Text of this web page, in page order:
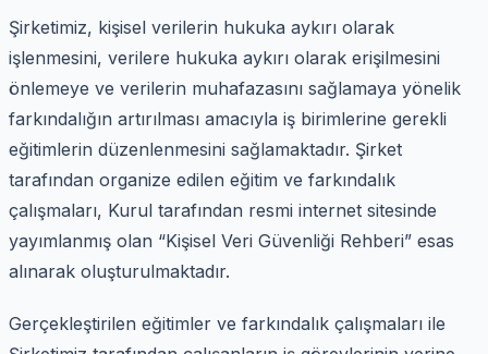
Şirketimiz, kişisel verilerin hukuka aykırı olarak
işlenmesini, verilere hukuka aykırı olarak erişilmesini
önlemeye ve verilerin muhafazasını sağlamaya yönelik
farkındalığın artırılması amacıyla iş birimlerine gerekli
eğitimlerin düzenlenmesini sağlamaktadır. Şirket
tarafından organize edilen eğitim ve farkındalık
çalışmaları, Kurul tarafından resmi internet sitesinde
yayımlanmış olan “Kişisel Veri Güvenliği Rehberi” esas
alınarak oluşturulmaktadır.
Gerçekleştirilen eğitimler ve farkındalık çalışmaları ile